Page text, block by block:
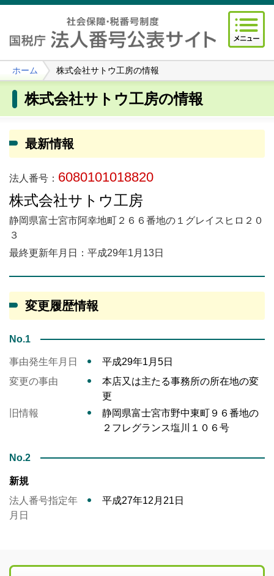
ホーム 株式会社サトウ工房の情報
株式会社サトウ工房の情報
最新情報
法人番号： 6080101018820
株式会社サトウ工房
静岡県富士宮市阿幸地町２６６番地の１グレイスヒロ２０
３
最終更新年月日：平成29年1月13日
変更履歴情報
No.1
事由発生年月日
平成29年1月5日
変更の事由
本店又は主たる事務所の所在地の変
更
旧情報
静岡県富士宮市野中東町９６番地の
２フレグランス塩川１０６号
No.2
新規
法人番号指定年
月日
平成27年12月21日